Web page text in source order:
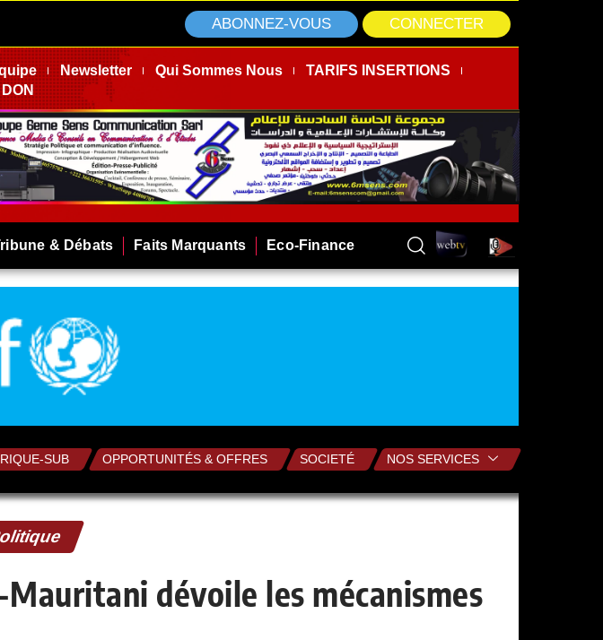
ABONNEZ-VOUS CONNECTER
Newsletter Qui Sommes Nous
TARIFS INSERTIONS
& Débats Faits Marquants Eco-Finance
SUB OPPORTUNITÉS & OFFRES SOCIETÉ
NOS SERVICES
dévoile les mécanismes